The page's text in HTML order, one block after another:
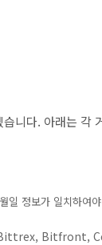
니다. 아래는 각
일 정보가 일치하여
Bitfront,